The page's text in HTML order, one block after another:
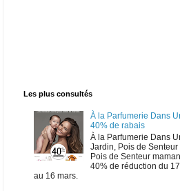
Les plus consultés
À la Parfumerie Dans
40% de rabais
À la Parfumerie Dans
Jardin, Pois de Senteur
Pois de Senteur
40% de réduction du
au 16 mars.